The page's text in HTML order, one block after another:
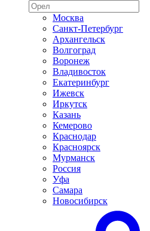
Москва
Санкт-Петербург
Архангельск
Волгоград
Воронеж
Владивосток
Екатеринбург
Ижевск
Иркутск
Казань
Кемерово
Краснодар
Красноярск
Мурманск
Россия
Уфа
Самара
Новосибирск